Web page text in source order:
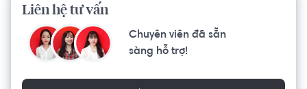
Liên hệ tư vấn
Chuyên viên đã sẵn
sàng hỗ trợ!